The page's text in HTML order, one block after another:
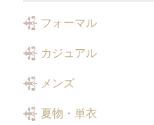
フォーマル
カジュアル
メンズ
夏物・単衣